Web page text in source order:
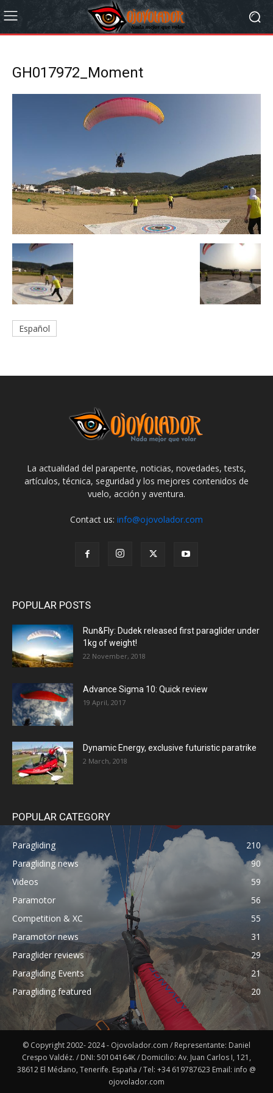
GH017972_Moment
Español
La actualidad del parapente, noticias, novedades, tests,
artículos, técnica, seguridad y los mejores contenidos de
vuelo, acción y aventura.
Contact us: info@ojovolador.com
POPULAR POSTS
Run&Fly: Dudek released first paraglider under
1kg of weight!
22 November, 2018
Advance Sigma 10: Quick review
19 April, 2017
Dynamic Energy, exclusive futuristic paratrike
2 March, 2018
POPULAR CATEGORY
Paragliding
210
Paragliding news
90
Videos
59
Paramotor
56
Competition & XC
55
Paramotor news
31
Paraglider reviews
29
Paragliding Events
21
Paragliding featured
20
© Copyright 2002- 2024 - Ojovolador.com / Representante: Daniel
Crespo Valdéz. / DNI: 50104164K / Domicilio: Av. Juan Carlos I, 121,
38612 El Médano, Tenerife. España / Tel: +34 619787623 Email: info @
ojovolador.com